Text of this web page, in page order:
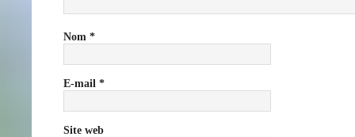
Nom *
E-mail *
Site web